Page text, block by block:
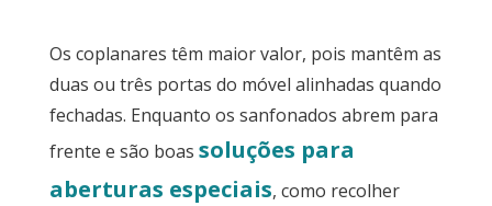
Os coplanares têm maior valor, pois mantêm as
duas ou três portas do móvel alinhadas quando
fechadas. Enquanto os sanfonados abrem para
frente e são boas soluções para
aberturas especiais, como recolher